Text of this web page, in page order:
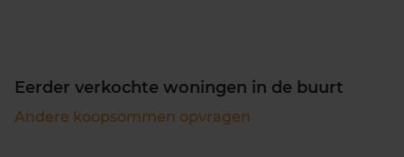
Eerder verkochte woningen in de buurt
Andere koopsommen opvragen